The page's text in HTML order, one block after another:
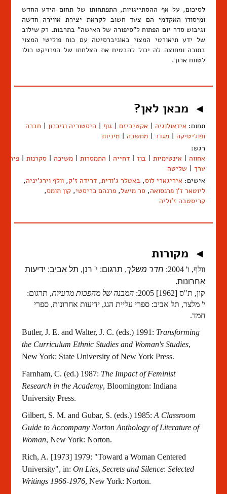
לסיכום, על אף ההסתייגויות, התפתחותו של תחום הידע החדש
ומיסודו האקדמי הם צעד חשוב לקראת יצירת אווירה חדשה
וגיבוש סדר יום הפתוח ל"סיפורה של האישה" בתרבות. רק שילוב
של ידע תיאורטי המצוי באוניברסיטה עם כוח פוליטי המצוי
בתוכה ומחוצה לה יכול להבטיח את הצלחתו של הפרויקט כולו
לטווח ארוך.
◄ מכאן לאן?
תחום: אידאולוגיה | אקטיביזם | גוף | היסטוריה וזיכרון | חברה
ופוליטיקה | מגדר | מחשבה | מיניות
רגש:
אחווה | אינטימיות | בוז | דחייה | התמסרות | משיכה | סקרנות | פיחות
ערך | שליטה
אישים: איריגארי לוס, באטלר ג'ודית, דרידה ז'ק, וולף וירג'יניה,
ליוטאר ז'ן פרנסואה, סר מישל, פרנהם כריסטי, קון תומס,
קריסטבה ז'וליה
◄ מקורות
וולף, ו' 2004: חדר משלך, תרגום: י' רנן, תל אביב: ידיעות
אחרונות.
קון, ת"ס [1962] 2005:
המבנה של מהפכות מדעיות, תרגום:
י' מלצר, תל אביב: ספרי עליית הגג, ידיעות אחרונות, ספרי
חמד.
Butler, J. E. and Walter, J. C. (eds.) 1991: Transforming
the Curriculum Ethnic Studies and Woman's Studies,
New York: State University of New York Press.
Farnham, C. (ed.) 1987: The Impact of Feminist
Research in the Academy, Bloomington: Indiana
University Press.
Gilbert, S. M. and Gubar, S. (eds.) 1985: A Classroom
Guide to Accompany Norton Anthology of Literature of
Woman, New York: Norton.
Rich, A. [1973] 1979: "Toward a Woman Centered
University", in: On Lies, Secrets and Silence: Selected
Writings 1966-1976, New York: Norton.